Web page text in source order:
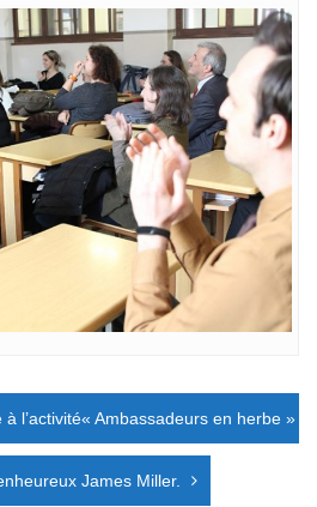
l’activité« Ambassadeurs en herbe » à
James Miller.